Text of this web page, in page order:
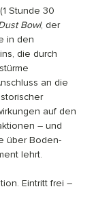
Stunde 30
Bowl, der
in den
die durch
an die
auf den
– und
über Boden-
lehrt.
Eintritt frei –